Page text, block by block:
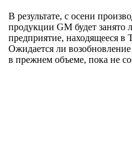
В результате, с осени
продукции GM будет занято
предприятие, находящееся в
Ожидается ли
в прежнем объеме, пока не